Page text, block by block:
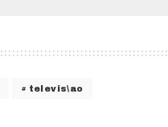
televis\ao